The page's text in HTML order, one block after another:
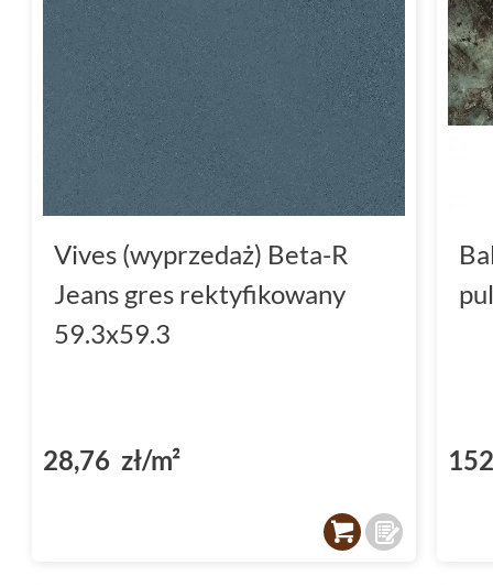
Vives (wyprzedaż) Beta-R
Jeans gres rektyfikowany
59.3x59.3
28,76 zł/m²